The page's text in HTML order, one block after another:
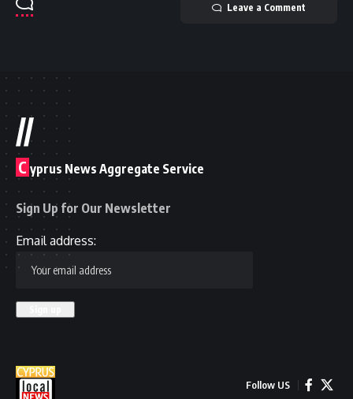
Leave a Comment
//
C yprus News Aggregate Service
Sign Up for Our Newsletter
Email address:
Follow US